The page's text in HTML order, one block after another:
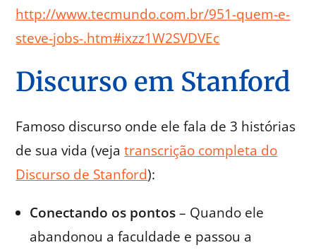
http://www.tecmundo.com.br/951-quem-e-
steve-jobs-.htm#ixzz1W2SVDVEc
Discurso em Stanford
Famoso discurso onde ele fala de 3 histórias
de sua vida (vejatranscrição completa do
Discurso de Stanford):
Conectando os pontos– Quando ele
abandonou a faculdade e passou a